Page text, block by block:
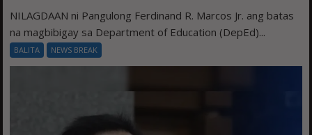
NILAGDAAN ni Pangulong Ferdinand R. Marcos Jr. ang batas
na magbibigay sa Department of Education (DepEd)...
BALITA NEWS BREAK